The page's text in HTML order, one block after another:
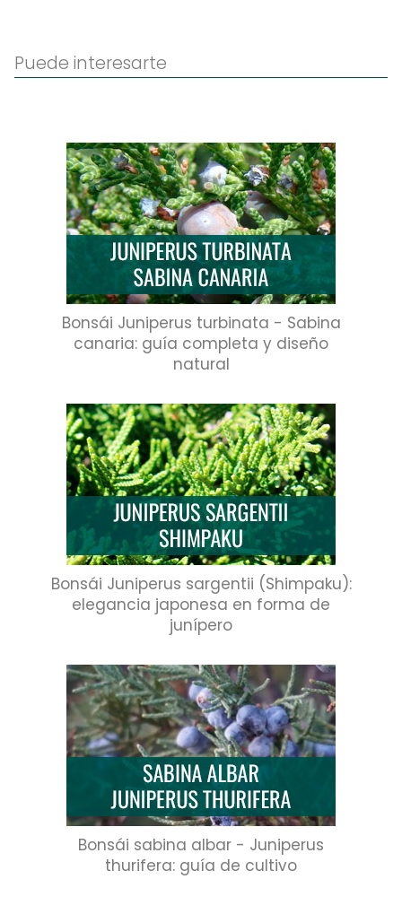
Puede interesarte
Bonsái Juniperus turbinata - Sabina
canaria: guía completa y diseño
natural
Bonsái Juniperus sargentii (Shimpaku):
elegancia japonesa en forma de
junípero
Bonsái sabina albar - Juniperus
thurifera: guía de cultivo